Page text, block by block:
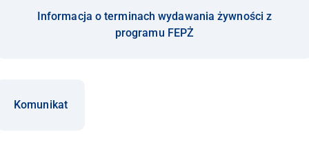
Informacja o terminach wydawania żywności z
programu FEPŻ
Komunikat